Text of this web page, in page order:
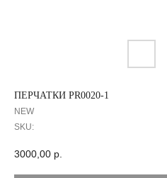
ПЕРЧАТКИ PR0020-1
NEW
SKU:
3000,00 р.